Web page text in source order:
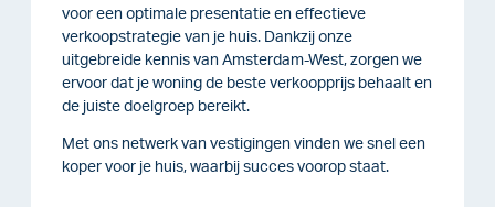
voor een optimale presentatie en effectieve
verkoopstrategie van je huis. Dankzij onze
uitgebreide kennis van Amsterdam-West, zorgen we
ervoor dat je woning de beste verkoopprijs behaalt en
de juiste doelgroep bereikt.
Met ons netwerk van vestigingen vinden we snel een
koper voor je huis, waarbij succes voorop staat.